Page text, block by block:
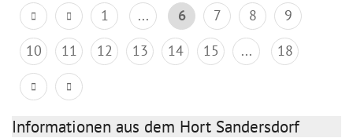
1 ... 6 7 8
9
10
11 12 13 14 15 ... 18
Informationen aus dem Hort Sandersdorf